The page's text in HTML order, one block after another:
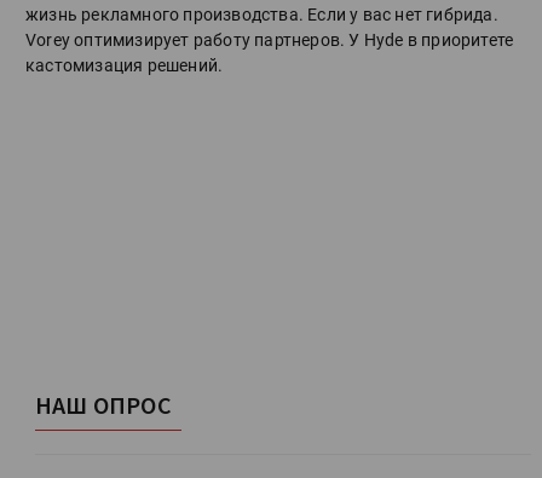
жизнь рекламного производства. Если у вас нет гибрида.
Vorey оптимизирует работу партнеров. У Hyde в приоритете
кастомизация решений.
НАШ ОПРОС